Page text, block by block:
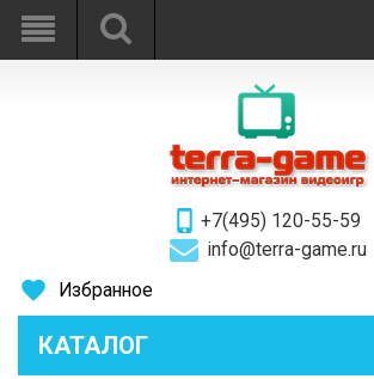
+7(495) 120-55-59
info@terra-game.ru
Избранное
КАТАЛОГ